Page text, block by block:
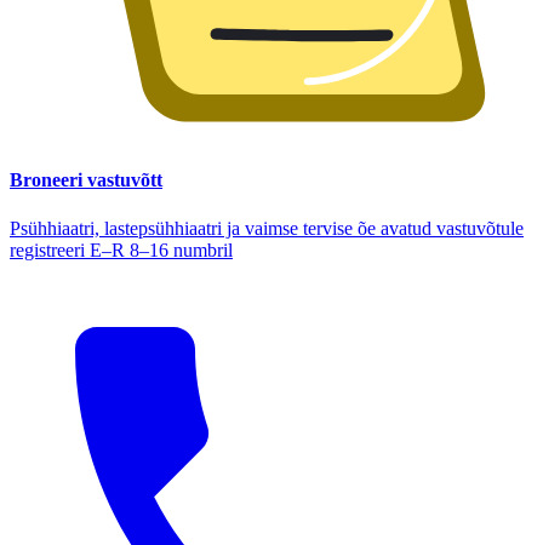
Broneeri vastuvõtt
Psühhiaatri, lastepsühhiaatri ja vaimse tervise õe avatud vastuvõtule
registreeri E–R 8–16 numbril